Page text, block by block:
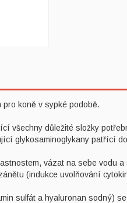
koně v sypké podobě.
všechny důležité složky
glykosaminoglykany patřící
vázat na sebe vodu
(indukce uvolňování
sulfát a hyaluronan sodný)